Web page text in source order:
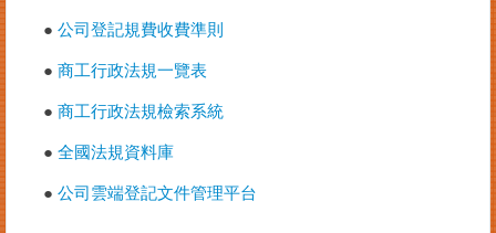
● 公司登記規費收費準則
● 商工行政法規一覽表
● 商工行政法規檢索系統
● 全國法規資料庫
● 公司雲端登記文件管理平台